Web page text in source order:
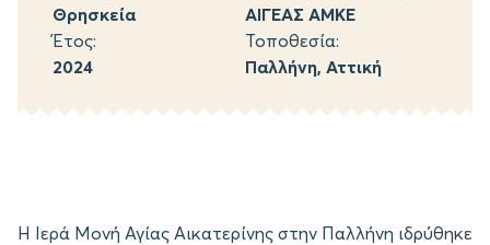
Θρησκεία
ΑΙΓΕΑΣ ΑΜΚΕ
Έτος:
2024
Τοποθεσία:
Παλλήνη, Αττική
H Ιερά Μονή Αγίας Αικατερίνης στην Παλλήνη ιδρύθηκε